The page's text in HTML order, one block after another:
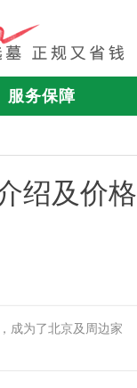
服务保障
绍及价格
成为了北京及周边家